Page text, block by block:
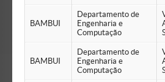
BAMBUI
Departamento de
Engenharia e
Computação
BAMBUI
Departamento de
Engenharia e
Computação